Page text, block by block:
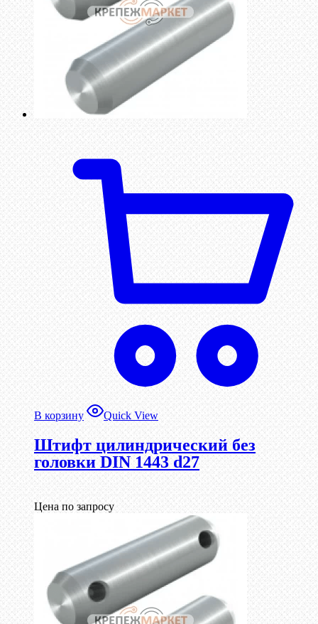
В корзину Quick View
Штифт цилиндрический без
головки DIN 1443 d27
Цена по запросу